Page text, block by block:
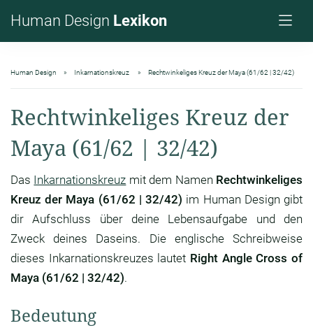
Human Design Lexikon
Human Design Inkarnationskreuz Rechtwinkeliges Kreuz der Maya (61/62 | 32/42)
Rechtwinkeliges Kreuz der
Maya (61/62 | 32/42)
Das Inkarnationskreuz mit dem Namen Rechtwinkeliges
Kreuz der Maya (61/62 | 32/42) im Human Design gibt
dir Aufschluss über deine Lebensaufgabe und den
Zweck deines Daseins. Die englische Schreibweise
dieses Inkarnationskreuzes lautet Right Angle Cross of
Maya (61/62 | 32/42).
Bedeutung